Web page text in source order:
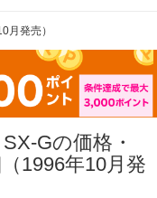
月発売）
Gの価格・
1996年10月発